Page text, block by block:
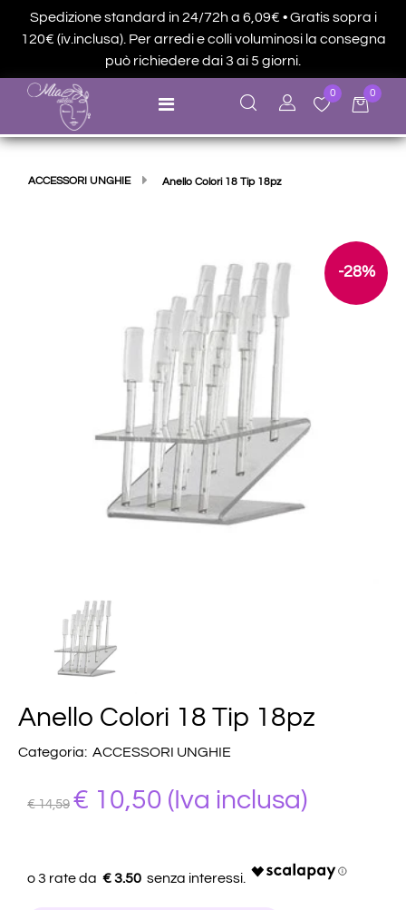
Spedizione standard in 24/72h a 6,09€ • Gratis sopra i
120€ (iv.inclusa). Per arredi e colli voluminosi la consegna
può richiedere dai 3 ai 5 giorni.
Open menu
0 0
ACCESSORI UNGHIE Anello Colori 18 Tip 18pz
-28%
Anello Colori 18 Tip 18pz
Categoria: ACCESSORI UNGHIE
€ 14,59 € 10,50 (Iva inclusa)
€ 3.50